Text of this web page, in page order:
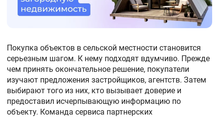
Покупка объектов в сельской местности становится
серьезным шагом. К нему подходят вдумчиво. Прежде
чем принять окончательное решение, покупатели
изучают предложения застройщиков, агентств. Затем
выбирают того из них, кто вызывает доверие и
предоставил исчерпывающую информацию по
объекту. Команда сервиса партнерских